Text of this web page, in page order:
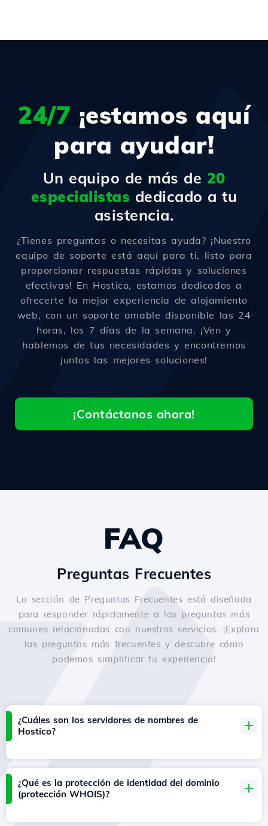
24/7 ¡estamos aquí
para ayudar!
Un equipo de más de 20
especialistas dedicado a tu
asistencia.
¿Tienes preguntas o necesitas ayuda? ¡Nuestro
equipo de soporte está aquí para ti, listo para
proporcionar respuestas rápidas y soluciones
efectivas! En Hostico, estamos dedicados a
ofrecerte la mejor experiencia de alojamiento
web, con un soporte amable disponible las 24
horas, los 7 días de la semana. ¡Ven y
hablemos de tus necesidades y encontremos
juntos las mejores soluciones!
¡Contáctanos ahora!
FAQ
Preguntas Frecuentes
La sección de Preguntas Frecuentes está diseñada
para responder rápidamente a las preguntas más
comunes relacionadas con nuestros servicios. ¡Explora
las preguntas más frecuentes y descubre cómo
podemos simplificar tu experiencia!
¿Cuáles son los servidores de nombres de
Hostico?
¿Qué es la protección de identidad del dominio
(protección WHOIS)?